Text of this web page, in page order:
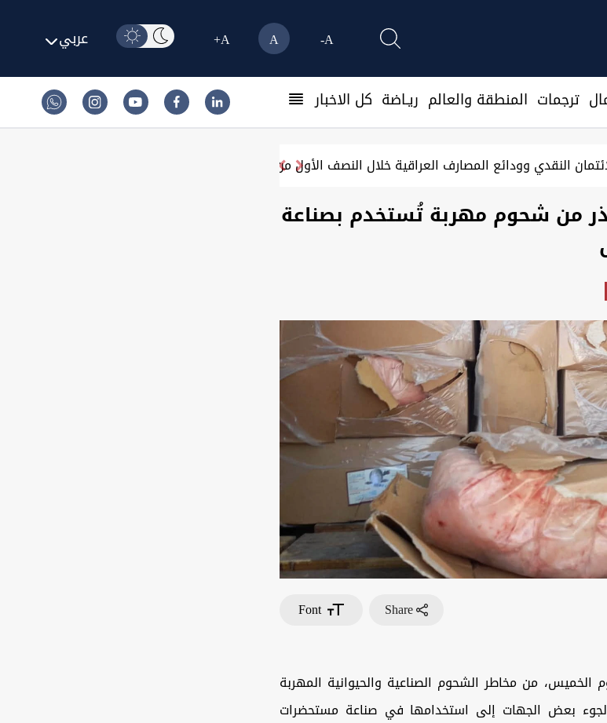
A-
A
A+ عربي
ترجمات المنطقة والعالم ريـاضة كل الاخبار
النقدي وودائع المصارف العراقية خلال النصف الأول من 2026
من شحوم مهربة تُستخدم بصناعة
Share
Font
الخميس، من مخاطر الشحوم الصناعية والحيوانية المهربة
بعض الجهات إلى استخدامها في صناعة مستحضرات